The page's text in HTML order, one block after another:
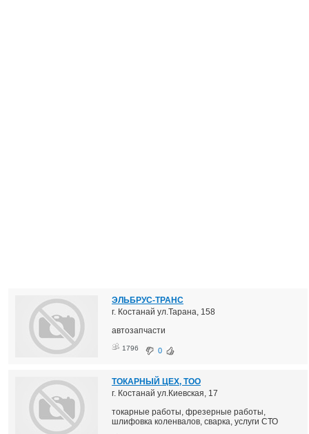
ЭЛЬБРУС-ТРАНС
г. Костанай ул.Тарана, 158
автозапчасти
1796 0
ТОКАРНЫЙ ЦЕХ, ТОО
г. Костанай ул.Киевская, 17
токарные работы, фрезерные работы,
шлифовка коленвалов, сварка, услуги СТО